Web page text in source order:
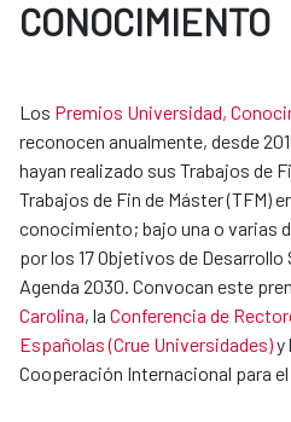
CONOCIMIENTO
Los Premios Universidad,
reconocen anualmente, desde
hayan realizado sus Trabajos de
Trabajos de Fin de Máster (TFM)
conocimiento; bajo una o varias
por los 17 Objetivos de Desarrollo
Agenda 2030. Convocan este
Carolina, la Conferencia de
Españolas (Crue Universidades)y
Cooperación Internacional para el